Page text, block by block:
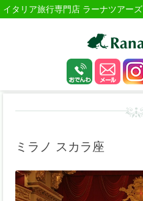
イタリア旅行専門店 ラーナツアーズ
ミラノ スカラ座